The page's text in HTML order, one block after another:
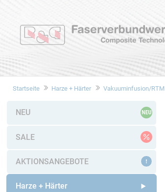
Startseite Harze + Härter Vakuuminfusion/RTM
NEU
SALE
AKTIONSANGEBOTE
Harze + Härter